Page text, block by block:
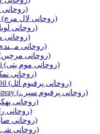
Ruhani Keel (روحانی کیل)
Ruhani Lal Mirch (روحانی لال مرچ)
Ruhani Loban (روحانی لوبان)
Ruhani Matti (روحانی مٹی)
Ruhani Mehndi (روحانی مہندی)
Ruhani Mirchain (روحانی مرچیں)
Ruhani Mom Batti (روحانی موم بتی)
Ruhani Namak (روحانی نمک)
Ruhani Perfume Oil (روحانی پرفیوم آئل)
Ruhani Perfume Spray (روحانی پرفیوم سپرے)
Ruhani Phakki (روحانی پھکی)
Ruhani Rakh (روحانی راکھ)
Ruhani Sabun (روحانی صابن)
Ruhani Shahad (روحانی شہد)